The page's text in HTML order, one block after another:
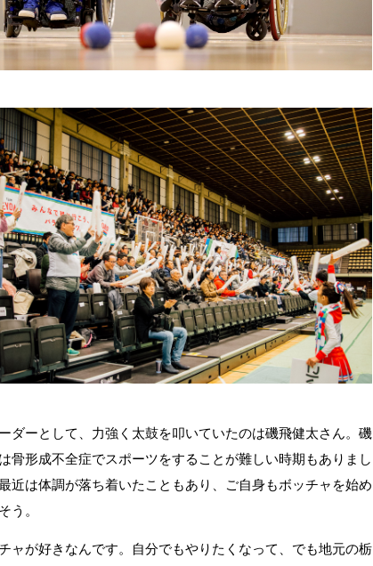
ダーとして、力強く太鼓を叩いていたのは磯飛健太さん。磯
骨形成不全症でスポーツをすることが難しい時期もありまし
近は体調が落ち着いたこともあり、ご自身もボッチャを始め
う。
チャが好きなんです。自分でもやりたくなって、でも地元の栃